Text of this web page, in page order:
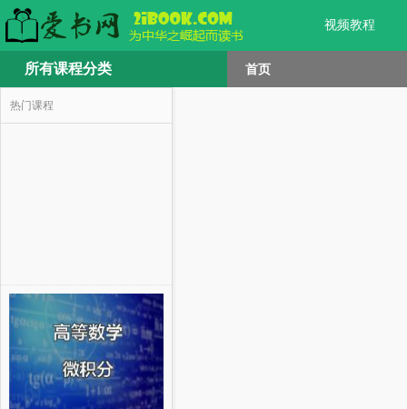
视频教程
所有课程分类 首页
热门课程